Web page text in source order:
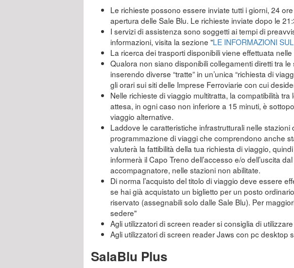
Le richieste possono essere inviate tutti i giorni, 24
apertura delle Sale Blu. Le richieste inviate dopo le
I servizi di assistenza sono soggetti ai tempi di
informazioni, visita la sezione "LE INFORMAZIONI
La ricerca dei trasporti disponibili viene effettuata
Qualora non siano disponibili collegamenti diretti tra
inserendo diverse “tratte” in un’unica “richiesta di
gli orari sui siti delle Imprese Ferroviarie con cui
Nelle richieste di viaggio multitratta, la compatibilità
attesa, in ogni caso non inferiore a 15 minuti, è
viaggio alternative.
Laddove le caratteristiche infrastrutturali nelle
programmazione di viaggi che comprendono anche
valuterà la fattibilità della tua richiesta di viaggio,
informerà il Capo Treno dell’accesso e/o dell’uscita
accompagnatore, nelle stazioni non abilitate.
Di norma l’acquisto del titolo di viaggio deve essere
se hai già acquistato un biglietto per un posto
riservato (assegnabili solo dalle Sale Blu). Per
sedere"
Agli utilizzatori di screen reader si consiglia di
Agli utilizzatori di screen reader Jaws con pc desktop
SalaBlu Plus